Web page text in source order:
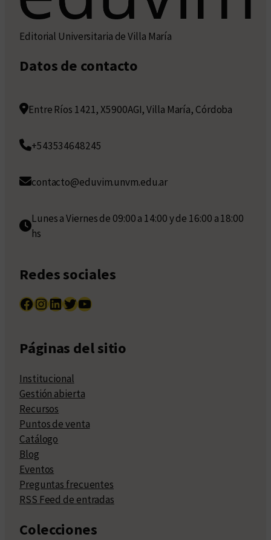
Editorial Universitaria de Villa María
Datos de contacto
Entre Ríos 1421, X5900AGI, Villa María, Córdoba
+543534648245
contacto@eduvim.unvm.edu.ar
Lunes a Viernes de 09:00 a 14:00 y de 16:00 a 18:00
hs
Redes sociales
Facebook InstagramLinkedIn Twitter YouTube
Páginas del sitio
Institucional
Gestión abierta
Recursos
Puntos de venta
Catálogo
Blog
Eventos
Preguntas frecuentes
RSS Feed de entradas
Colecciones